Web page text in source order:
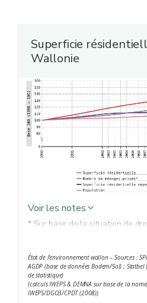
Superficie
Wallonie
Voir les notes
* Sur base de la situation de
État de l'environnement wallon – Sources :
AGDP (base de données Bodem/Sol) ; Statbel
de statistique)
(calculs IWEPS & DEMNA sur base de la
IWEPS/DGO3/CPDT (2008))